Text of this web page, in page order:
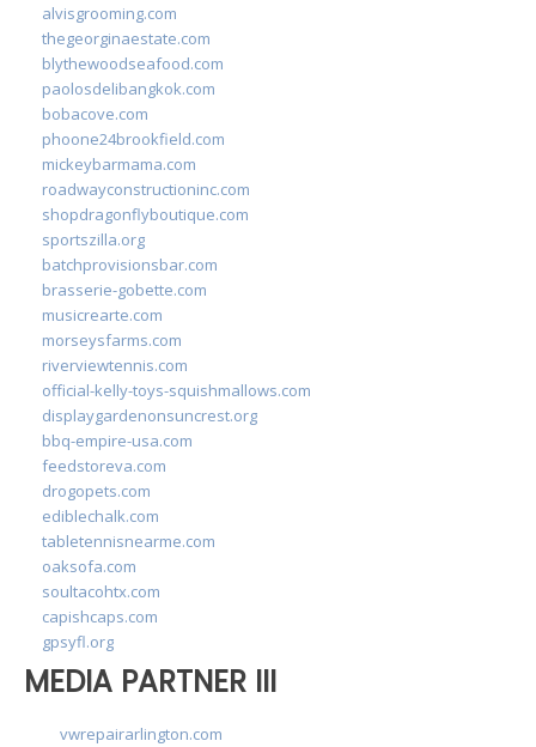
alvisgrooming.com
thegeorginaestate.com
blythewoodseafood.com
paolosdelibangkok.com
bobacove.com
phoone24brookfield.com
mickeybarmama.com
roadwayconstructioninc.com
shopdragonflyboutique.com
sportszilla.org
batchprovisionsbar.com
brasserie-gobette.com
musicrearte.com
morseysfarms.com
riverviewtennis.com
official-kelly-toys-squishmallows.com
displaygardenonsuncrest.org
bbq-empire-usa.com
feedstoreva.com
drogopets.com
ediblechalk.com
tabletennisnearme.com
oaksofa.com
soultacohtx.com
capishcaps.com
gpsyfl.org
MEDIA PARTNER III
vwrepairarlington.com